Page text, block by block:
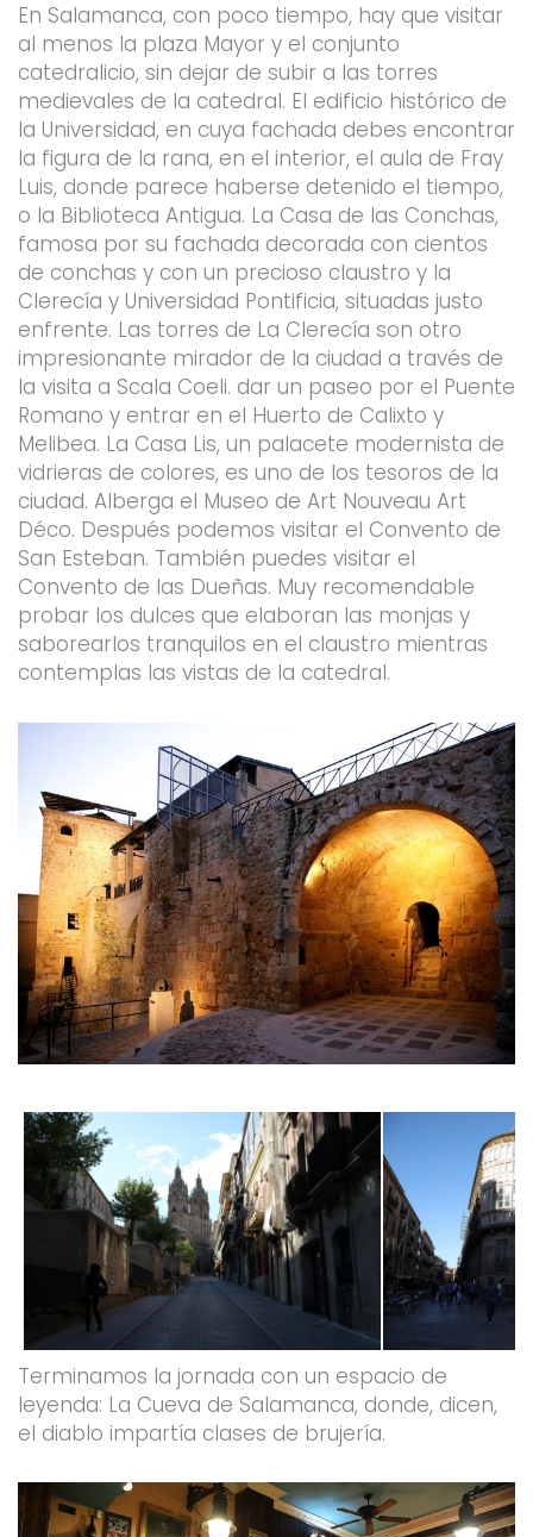
En Salamanca, con poco tiempo, hay que visitar
al menos la plaza Mayor y el conjunto
catedralicio, sin dejar de subir a las torres
medievales de la catedral. El edificio histórico de
la Universidad, en cuya fachada debes encontrar
la figura de la rana, en el interior, el aula de Fray
Luis, donde parece haberse detenido el tiempo,
o la Biblioteca Antigua. La Casa de las Conchas,
famosa por su fachada decorada con cientos
de conchas y con un precioso claustro y la
Clerecía y Universidad Pontificia, situadas justo
enfrente. Las torres de La Clerecía son otro
impresionante mirador de la ciudad a través de
la visita a Scala Coeli. dar un paseo por el Puente
Romano y entrar en el Huerto de Calixto y
Melibea. La Casa Lis, un palacete modernista de
vidrieras de colores, es uno de los tesoros de la
ciudad. Alberga el Museo de Art Nouveau Art
Déco. Después podemos visitar el Convento de
San Esteban. También puedes visitar el
Convento de las Dueñas. Muy recomendable
probar los dulces que elaboran las monjas y
saborearlos tranquilos en el claustro mientras
contemplas las vistas de la catedral.
Terminamos la jornada con un espacio de
leyenda: La Cueva de Salamanca, donde, dicen,
el diablo impartía clases de brujería.